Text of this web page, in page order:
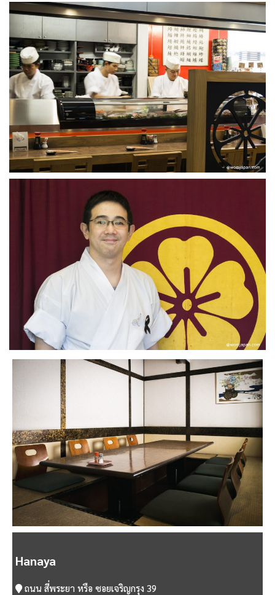
Hanaya
ถนน สี่พระยา หรือ ซอยเจริญกรุง 39